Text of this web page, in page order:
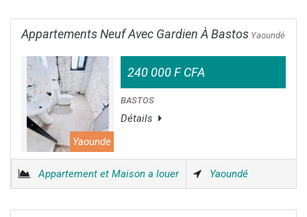
Appartements Neuf Avec Gardien À Bastos Yaoundé
Yaounde
240 000 F CFA
BASTOS
Détails
Appartement et Maison a louer Yaoundé